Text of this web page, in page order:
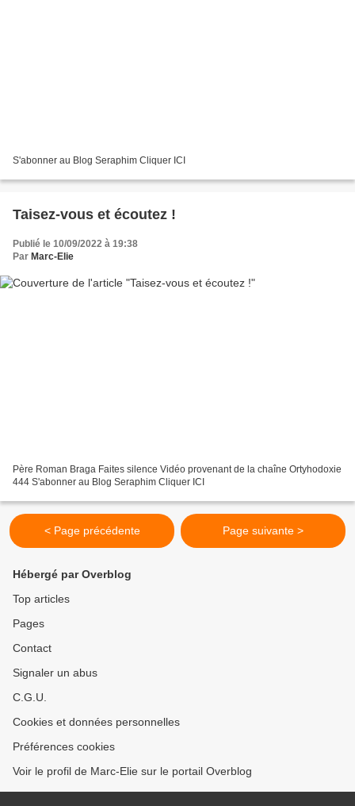
S'abonner au Blog Seraphim Cliquer ICI
Taisez-vous et écoutez !
Publié le 10/09/2022 à 19:38
Par Marc-Elie
Père Roman Braga Faites silence Vidéo provenant de la chaîne Ortyhodoxie
444 S'abonner au Blog Seraphim Cliquer ICI
< Page précédente Page suivante >
Hébergé par Overblog
Top articles
Pages
Contact
Signaler un abus
C.G.U.
Cookies et données personnelles
Préférences cookies
Voir le profil de Marc-Elie sur le portail Overblog